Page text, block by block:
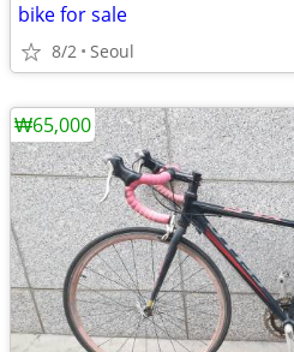
bike for sale
8/2 Seoul
₩65,000